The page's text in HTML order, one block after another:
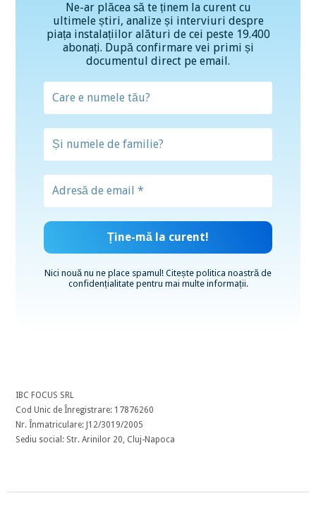
Ne-ar plăcea să te ținem la curent cu
ultimele știri, analize și interviuri despre
piața instalațiilor alături de cei peste 19.400
abonați. După confirmare vei primi și
documentul direct pe email.
Nici nouă nu ne place spamul! Citește politica noastră de
confidențialitatepentru mai multe informații.
IBC FOCUS SRL
Cod Unic de Înregistrare: 17876260
Nr. Înmatriculare: J12/3019/2005
Sediu social: Str. Arinilor 20, Cluj-Napoca